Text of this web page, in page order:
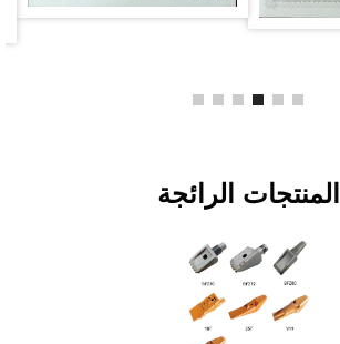
المنتجات الرائجة